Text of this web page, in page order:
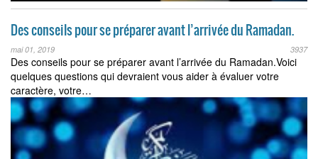
Des conseils pour se préparer avant l’arrivée du Ramadan.
mai 01, 2019 3937
Des conseils pour se préparer avant l’arrivée du Ramadan.Voici
quelques questions qui devraient vous aider à évaluer votre
caractère, votre…